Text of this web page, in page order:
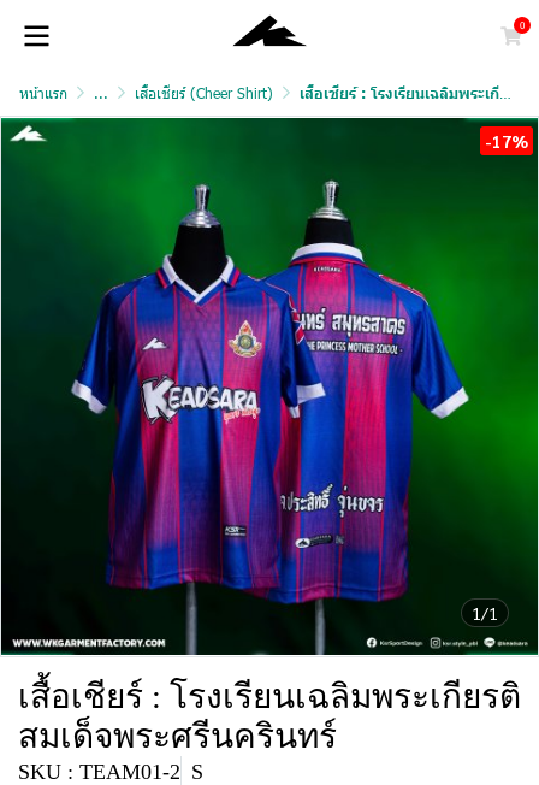
0
หน้าแรก ... เสื้อเชียร์ (Cheer Shirt) เสื้อเชียร์ : โรงเรียนเฉลิมพระเกียรติสมเด็จพระศรีนครินทร์
1/1
-17%
เสื้อเชียร์ : โรงเรียนเฉลิมพระเกียรติ
สมเด็จพระศรีนครินทร์
SKU : TEAM01-2 S